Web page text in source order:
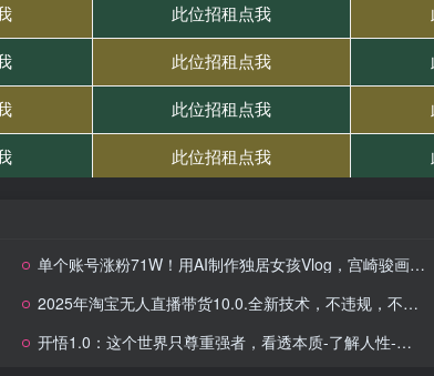
单个账号涨粉71W！用AI制作独居女孩Vlog，宫崎骏画风，治愈感拉满，一条广告报价3W
2025年淘宝无人直播带货10.0.全新技术，不违规，不封号，纯小白操作，日入数张
开悟1.0：这个世界只尊重强者，看透本质-了解人性-升级思维